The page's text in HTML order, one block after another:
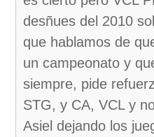
desñues del 2010
que hablamos de
un campeonato y
siempre, pide
STG, y CA, VCL y
Asiel dejando los